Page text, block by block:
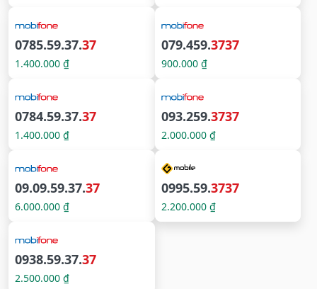
0785.59.37.37
1.400.000 ₫
079.459.3737
900.000 ₫
0784.59.37.37
1.400.000 ₫
093.259.3737
2.000.000 ₫
09.09.59.37.37
6.000.000 ₫
0995.59.3737
2.200.000 ₫
0938.59.37.37
2.500.000 ₫